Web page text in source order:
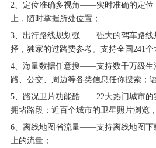
2、定位准确多视角——实时准确的定位
上，随时掌握所处位置；
3、出行路线规划强——强大的驾车路线
择，独家的过路费参考。支持全国241个
4、海量数据任意搜——支持数千万级生
路、公交、周边等各类信息任你搜索；
5、路况卫片功能酷——22大热门城市的
拥堵路段；近百个城市的卫星照片浏览
6、离线地图省流量——支持离线地图下
上的流量；